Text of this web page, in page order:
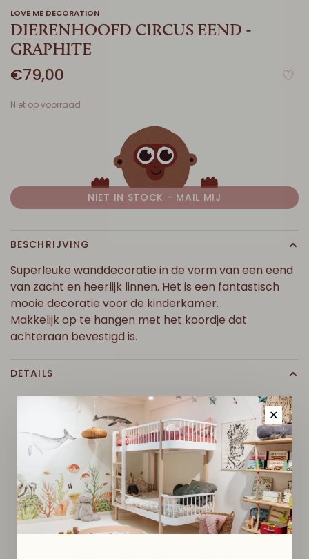
LOVE ME DECORATION
DIERENHOOFD CIRCUS EEND -
GRAPHITE
€79,00
Niet op voorraad
NIET IN STOCK - MAIL MIJ
BESCHRIJVING
Superleuke wanddecoratie in de vorm van een eend
van zacht en heerlijk linnen. Het is een fantastisch
mooie decoratie voor de kinderkamer.
Makkelijk op te hangen met het koordje dat
achteraan bevestigd is.
DETAILS
DI T N D E M SCH NO OKLEUK
✕